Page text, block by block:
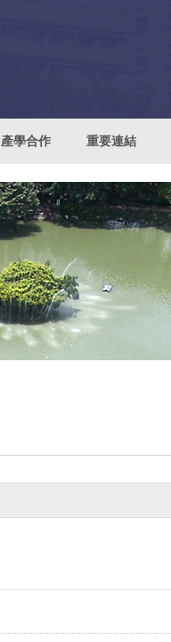
產學合作 重要連結